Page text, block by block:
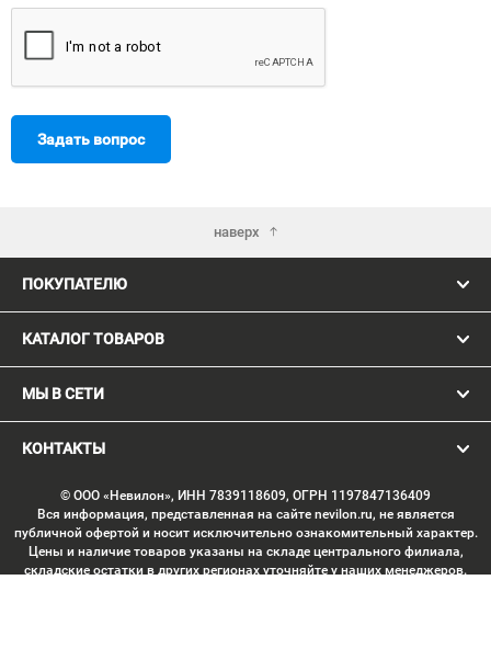
Задать вопрос
наверх
ПОКУПАТЕЛЮ
КАТАЛОГ ТОВАРОВ
МЫ В СЕТИ
КОНТАКТЫ
© ООО «Невилон», ИНН 7839118609, ОГРН 1197847136409
Вся информация, представленная на сайте nevilon.ru, не является
публичной офертой и носит исключительно ознакомительный характер.
Цены и наличие товаров указаны на складе центрального филиала,
складские остатки в других регионах уточняйте у наших менеджеров.